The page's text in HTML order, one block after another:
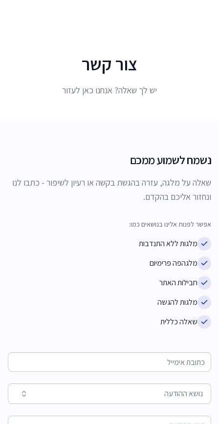
צור קשר
יש לך שאלה? אנחנו כאן לעזור
נשמח לשמוע ממכם
שאלה על מלגה, עזרה בהגשת בקשה או רעיון לשיפור - כתבו לנו
ונחזור אליכם בהקדם.
אפשר לפנות אלינו בנושאים כמו:
מלגות ללא התנדבות
מלגהפה פרימיום
חבילות האתר
מלגות להגשה
שאלה כללית
נושא ההודעה